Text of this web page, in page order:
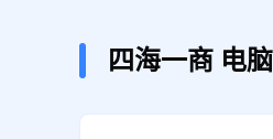
四海一商 电